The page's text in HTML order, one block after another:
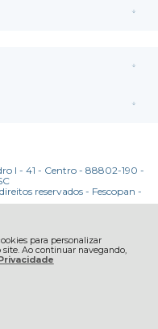
para personalizar
Ao continuar navegando,
I - 41 - Centro - 88802-190 -
reservados - Fescopan -